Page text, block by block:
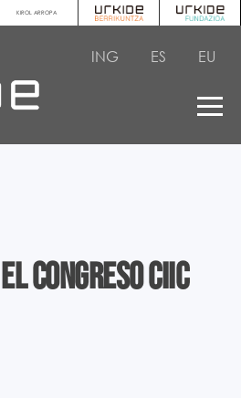
KIROL ARROPA
ING ES EU
Congreso CIIC